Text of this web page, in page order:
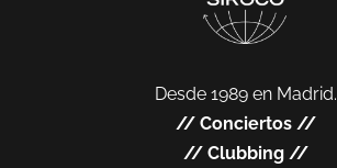
Desde 1989 en Madrid.
// Conciertos //
// Clubbing //